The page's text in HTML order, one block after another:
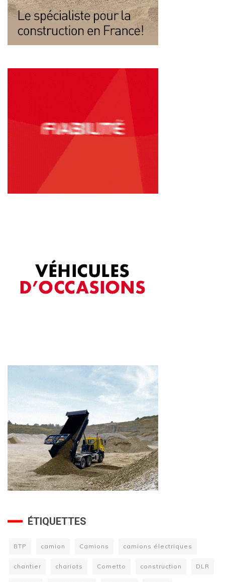
ÉTIQUETTES
BTP camion Camions camions électriques
chantier chariots Cometto construction DLR